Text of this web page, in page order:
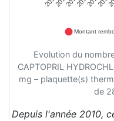
Montant
Evolution du
CAPTOPRIL
mg – plaquette(s)
de
Depuis l'année 2010,